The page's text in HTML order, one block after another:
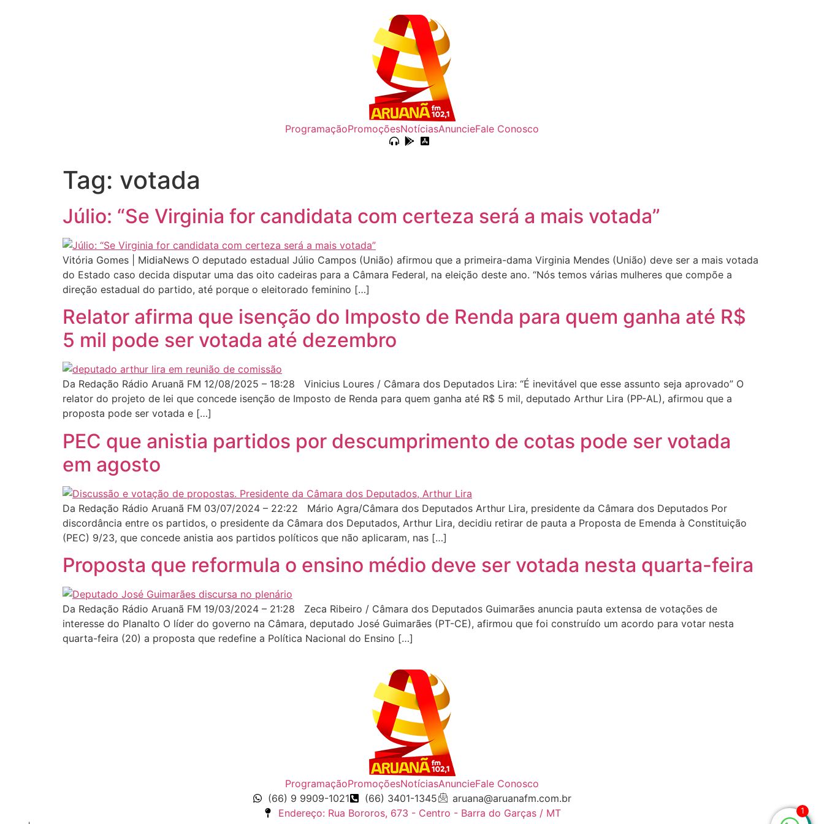
ProgramaçãoPromoçõesNotíciasAnuncieFale Conosco
Tag: votada
Júlio: “Se Virginia for candidata com certeza será a mais votada”
Vitória Gomes | MidiaNews O deputado estadual Júlio Campos (União) afirmou que a primeira-dama Virginia Mendes (União) deve ser a mais votada
do Estado caso decida disputar uma das oito cadeiras para a Câmara Federal, na eleição deste ano. “Nós temos várias mulheres que compõe a
direção estadual do partido, até porque o eleitorado feminino […]
Relator afirma que isenção do Imposto de Renda para quem ganha até R$
5 mil pode ser votada até dezembro
Da Redação Rádio Aruanã FM 12/08/2025 – 18:28 Vinicius Loures / Câmara dos Deputados Lira: “É inevitável que esse assunto seja aprovado” O
relator do projeto de lei que concede isenção de Imposto de Renda para quem ganha até R$ 5 mil, deputado Arthur Lira (PP-AL), afirmou que a
proposta pode ser votada e […]
PEC que anistia partidos por descumprimento de cotas pode ser votada
em agosto
Da Redação Rádio Aruanã FM 03/07/2024 – 22:22 Mário Agra/Câmara dos Deputados Arthur Lira, presidente da Câmara dos Deputados Por
discordância entre os partidos, o presidente da Câmara dos Deputados, Arthur Lira, decidiu retirar de pauta a Proposta de Emenda à Constituição
(PEC) 9/23, que concede anistia aos partidos políticos que não aplicaram, nas […]
Proposta que reformula o ensino médio deve ser votada nesta quarta-feira
Da Redação Rádio Aruanã FM 19/03/2024 – 21:28 Zeca Ribeiro / Câmara dos Deputados Guimarães anuncia pauta extensa de votações de
interesse do Planalto O líder do governo na Câmara, deputado José Guimarães (PT-CE), afirmou que foi construído um acordo para votar nesta
quarta-feira (20) a proposta que redefine a Política Nacional do Ensino […]
ProgramaçãoPromoçõesNotíciasAnuncieFale Conosco
(66) 9 9909-1021
(66) 3401-1345
aruana@aruanafm.com.br
Endereço: Rua Bororos, 673 - Centro - Barra do Garças / MT
1